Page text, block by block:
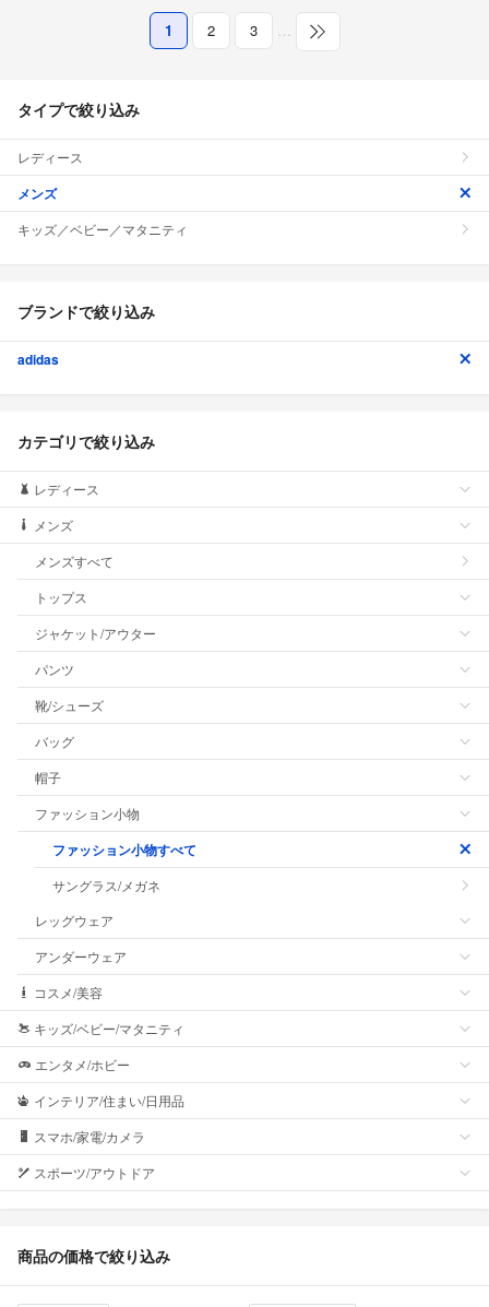
1 2 3 …
タイプで絞り込み
レディース
メンズ
キッズ／ベビー／マタニティ
ブランドで絞り込み
adidas
カテゴリで絞り込み
レディース
メンズ
メンズすべて
トップス
ジャケット/アウター
パンツ
靴/シューズ
バッグ
帽子
ファッション小物
ファッション小物すべて
サングラス/メガネ
レッグウェア
アンダーウェア
コスメ/美容
キッズ/ベビー/マタニティ
エンタメ/ホビー
インテリア/住まい/日用品
スマホ/家電/カメラ
スポーツ/アウトドア
商品の価格で絞り込み